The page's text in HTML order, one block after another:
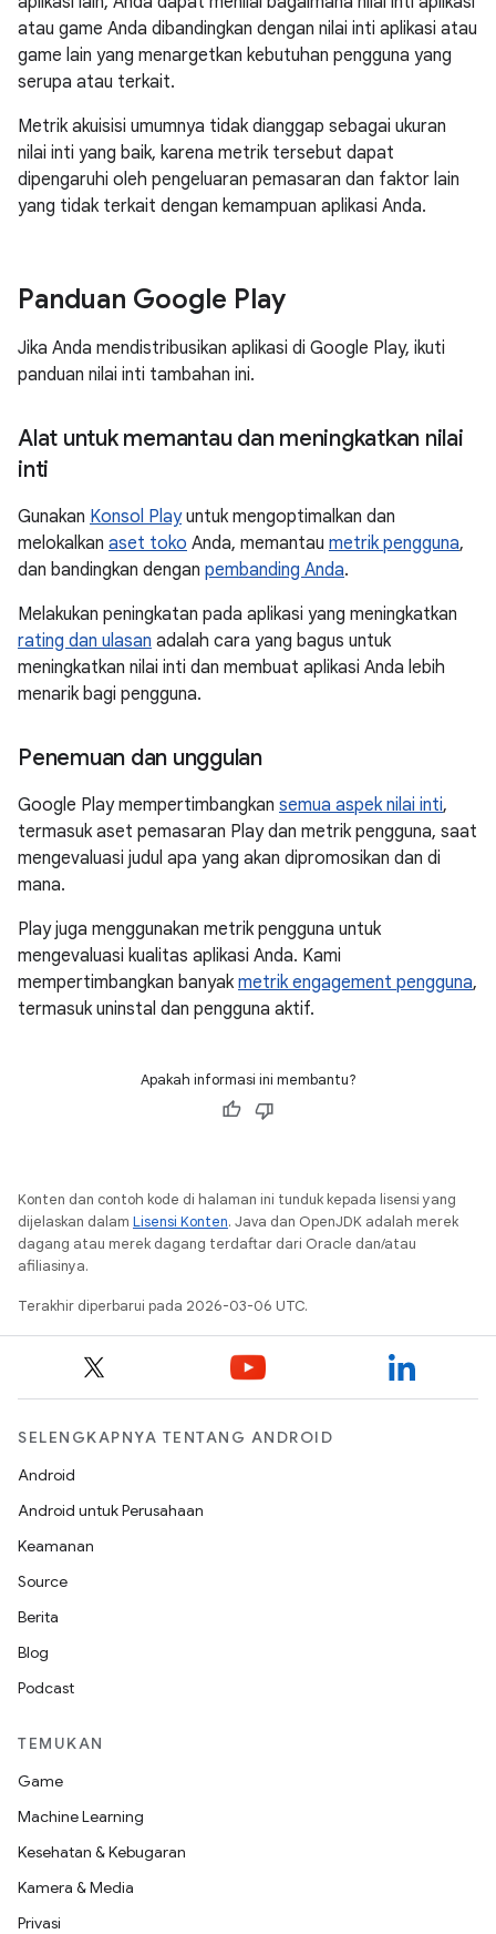
atau game Anda dibandingkan dengan nilai inti aplikasi atau
game lain yang menargetkan kebutuhan pengguna yang
serupa atau terkait.
Metrik akuisisi umumnya tidak dianggap sebagai ukuran
nilai inti yang baik, karena metrik tersebut dapat
dipengaruhi oleh pengeluaran pemasaran dan faktor lain
yang tidak terkait dengan kemampuan aplikasi Anda.
Panduan Google Play
Jika Anda mendistribusikan aplikasi di Google Play, ikuti
panduan nilai inti tambahan ini.
Alat untuk memantau dan meningkatkan nilai
inti
Gunakan Konsol Playuntuk mengoptimalkan dan
melokalkan aset toko Anda, memantau metrik pengguna,
dan bandingkan dengan pembanding Anda.
Melakukan peningkatan pada aplikasi yang meningkatkan
rating dan ulasan adalah cara yang bagus untuk
meningkatkan nilai inti dan membuat aplikasi Anda lebih
menarik bagi pengguna.
Penemuan dan unggulan
Google Play mempertimbangkan semua aspek nilai inti,
termasuk aset pemasaran Play dan metrik pengguna, saat
mengevaluasi judul apa yang akan dipromosikan dan di
mana.
Play juga menggunakan metrik pengguna untuk
mengevaluasi kualitas aplikasi Anda. Kami
mempertimbangkan banyak metrik engagement pengguna,
termasuk uninstal dan pengguna aktif.
Apakah informasi ini membantu?
Konten dan contoh kode di halaman ini tunduk kepada lisensi yang
dijelaskan dalam Lisensi Konten. Java dan OpenJDK adalah merek
dagang atau merek dagang terdaftar dari Oracle dan/atau
afiliasinya.
Terakhir diperbarui pada 2026-03-06 UTC.
SELENGKAPNYA TENTANG ANDROID
Android
Android untuk Perusahaan
Keamanan
Source
Berita
Blog
Podcast
TEMUKAN
Game
Machine Learning
Kesehatan & Kebugaran
Kamera & Media
Privasi